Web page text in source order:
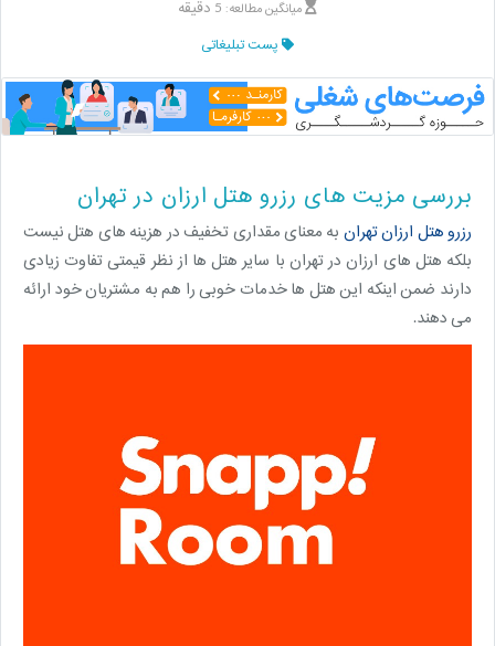
میانگین مطالعه: 5 دقیقه
پست تبلیغاتی
بررسی مزیت های رزرو هتل ارزان در تهران
رزرو هتل ارزان تهران به معنای مقداری تخفیف در هزینه های هتل نیست
بلکه هتل های ارزان در تهران با سایر هتل ها از نظر قیمتی تفاوت زیادی
دارند ضمن اینکه این هتل ها خدمات خوبی را هم به مشتریان خود ارائه
می دهند.